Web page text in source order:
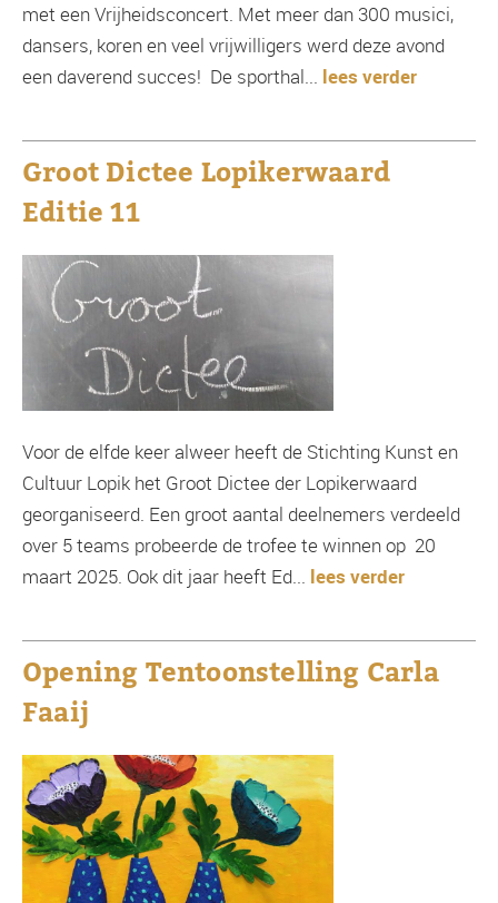
met een Vrijheidsconcert. Met meer dan 300 musici,
dansers, koren en veel vrijwilligers werd deze avond
een daverend succes! De sporthal... lees verder
Groot Dictee Lopikerwaard
Editie 11
Voor de elfde keer alweer heeft de Stichting Kunst en
Cultuur Lopik het Groot Dictee der Lopikerwaard
georganiseerd. Een groot aantal deelnemers verdeeld
over 5 teams probeerde de trofee te winnen op 20
maart 2025. Ook dit jaar heeft Ed... lees verder
Opening Tentoonstelling Carla
Faaij